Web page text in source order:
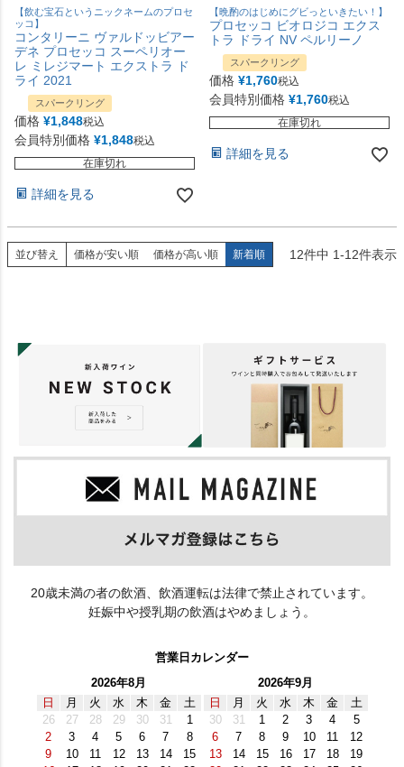
【飲む宝石というニックネームのプロセ
ッコ】
コンタリーニ ヴァルドッビアー
デネ プロセッコ スーペリオー
レ ミレジマート エクストラ ド
ライ 2021
スパークリング
価格 ¥1,848税込
会員特別価格 ¥1,848税込
在庫切れ
詳細を見る
【晩酌のはじめにグビっといきたい！】
プロセッコ ビオロジコ エクス
トラ ドライ NV ペルリーノ
スパークリング
価格 ¥1,760税込
会員特別価格 ¥1,760税込
在庫切れ
詳細を見る
並び替え 価格が安い順 価格が高い順 新着順 12件中 1-12件表示
20歳未満の者の飲酒、飲酒運転は法律で禁止されています。
妊娠中や授乳期の飲酒はやめましょう。
営業日カレンダー
2026年8月
日
月 火 水 木 金
土
26
27 28 29 30 31
1
2
3 4 5 6 7
8
9
10 11 12 13 14
15
2026年9月
日
月 火 水 木 金
土
30
31 1 2 3 4
5
6
7 8 9 10 11
12
13
14 15 16 17 18
19